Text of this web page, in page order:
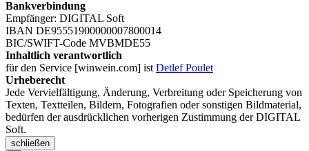
Bankverbindung
Empfänger: DIGITAL Soft
IBAN DE95551900000007800014
BIC/SWIFT-Code MVBMDE55
Inhaltlich verantwortlich
für den Service [winwein.com] ist Detlef Poulet
Urheberecht
Jede Vervielfältigung, Änderung, Verbreitung oder Speicherung von
Texten, Textteilen, Bildern, Fotografien oder sonstigen Bildmaterial,
bedürfen der ausdrücklichen vorherigen Zustimmung der DIGITAL
Soft.
schließen